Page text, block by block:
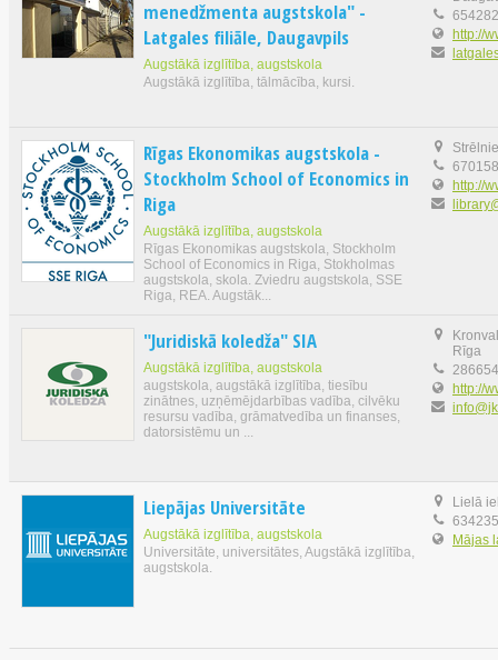
menedžmenta augstskola" -
Latgales filiāle, Daugavpils
Augstākā izglītība, augstskola
Augstākā izglītība, tālmācība, kursi.
http://
Rīgas Ekonomikas augstskola -
Stockholm School of Economics in
Riga
Augstākā izglītība, augstskola
Rīgas Ekonomikas augstskola, Stockholm
School of Economics in Riga, Stokholmas
augstskola, skola. Zviedru augstskola, SSE
Riga, REA. Augstāk...
http://
"Juridiskā koledža" SIA
Augstākā izglītība, augstskola
augstskola, augstākā izglītība, tiesību
zinātnes, uzņēmējdarbības vadība, cilvēku
resursu vadība, grāmatvedība un finanses,
datorsistēmu un ...
Rīga
http://
Liepājas Universitāte
Augstākā izglītība, augstskola
Universitāte, universitātes, Augstākā izglītība,
augstskola.
Lielā
Mājas